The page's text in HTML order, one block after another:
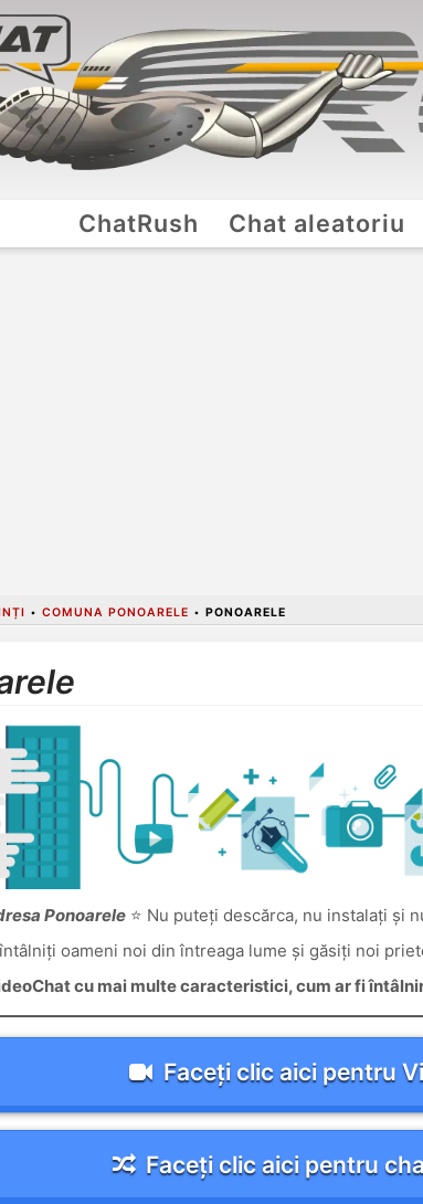
ChatRush Chat aleatoriu
• COMUNA PONOARELE • PONOARELE
Ponoarele⭐ Nu puteți descărca, nu instalați și
oameni noi din întreaga lume și găsiți noi
cu mai multe caracteristici, cum ar fi
Faceți clic aici pentru
Faceți clic aici pentru